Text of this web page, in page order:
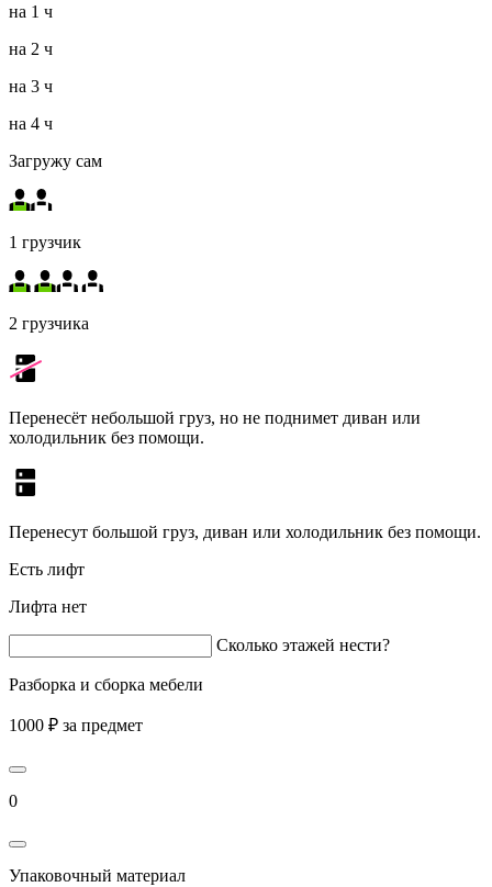
на 1 ч
на 2 ч
на 3 ч
на 4 ч
Загружу сам
1 грузчик
2 грузчика
Перенесёт небольшой груз, но не поднимет диван или
холодильник без помощи.
Перенесут большой груз, диван или холодильник без помощи.
Есть лифт
Лифта нет
Сколько этажей нести?
Разборка и сборка мебели
1000 ₽ за предмет
0
Упаковочный материал